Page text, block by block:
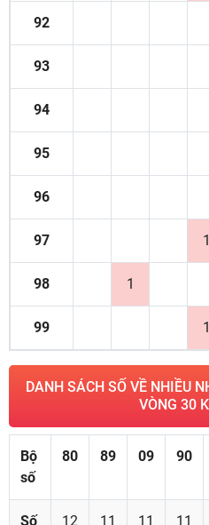
92
93
94
95
96
97 1
98 1
99 1
DANH SÁCH SỐ VỀ NHIỀU
VÒNG 30
Bộ
số
80 89 09 90
Số
12 11 11 11